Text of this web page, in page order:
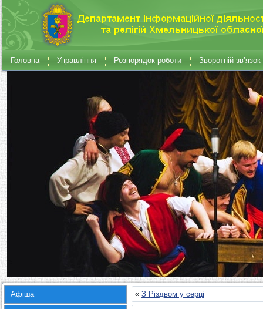
Головна Управління Розпорядок роботи Зворотній зв’язок
Афіша « З Різдвом у серці